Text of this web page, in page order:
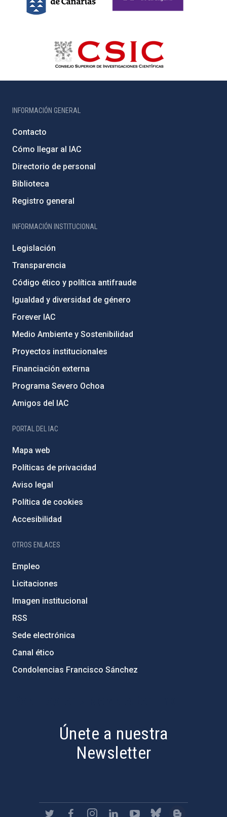
INFORMACIÓN GENERAL
Contacto
Cómo llegar al IAC
Directorio de personal
Biblioteca
Registro general
INFORMACIÓN INSTITUCIONAL
Legislación
Transparencia
Código ético y política antifraude
Igualdad y diversidad de género
Forever IAC
Medio Ambiente y Sostenibilidad
Proyectos institucionales
Financiación externa
Programa Severo Ochoa
Amigos del IAC
PORTAL DEL IAC
Mapa web
Políticas de privacidad
Aviso legal
Política de cookies
Accesibilidad
OTROS ENLACES
Empleo
Licitaciones
Imagen institucional
RSS
Sede electrónica
Canal ético
Condolencias Francisco Sánchez
Únete a nuestra
Newsletter